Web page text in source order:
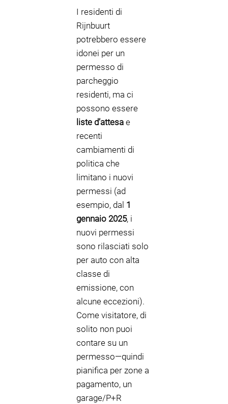
I residenti di
Rijnbuurt
potrebbero essere
idonei per un
permesso di
parcheggio
residenti, ma ci
possono essere
liste d’attesa e
recenti
cambiamenti di
politica che
limitano i nuovi
permessi (ad
esempio, dal 1
gennaio 2025, i
nuovi permessi
sono rilasciati solo
per auto con alta
classe di
emissione, con
alcune eccezioni).
Come visitatore, di
solito non puoi
contare su un
permesso—quindi
pianifica per zone a
pagamento, un
garage/P+R